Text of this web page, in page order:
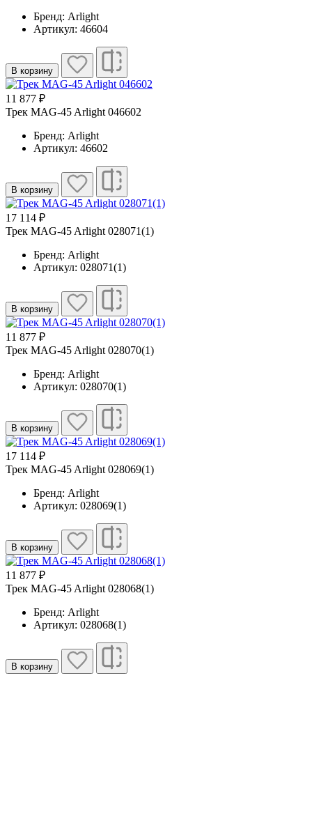
Бренд: Arlight
Артикул: 46604
В корзину
11 877 ₽
Трек MAG-45 Arlight 046602
Бренд: Arlight
Артикул: 46602
В корзину
17 114 ₽
Трек MAG-45 Arlight 028071(1)
Бренд: Arlight
Артикул: 028071(1)
В корзину
11 877 ₽
Трек MAG-45 Arlight 028070(1)
Бренд: Arlight
Артикул: 028070(1)
В корзину
17 114 ₽
Трек MAG-45 Arlight 028069(1)
Бренд: Arlight
Артикул: 028069(1)
В корзину
11 877 ₽
Трек MAG-45 Arlight 028068(1)
Бренд: Arlight
Артикул: 028068(1)
В корзину